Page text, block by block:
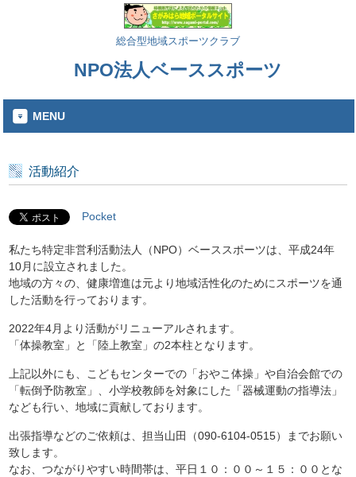
総合型地域スポーツクラブ
NPO法人ベーススポーツ
MENU
活動紹介
Pocket
私たち特定非営利活動法人（NPO）ベーススポーツは、平成24年
10月に設立されました。
地域の方々の、健康増進は元より地域活性化のためにスポーツを通
した活動を行っております。
2022年4月より活動がリニューアルされます。
「体操教室」と「陸上教室」の2本柱となります。
上記以外にも、こどもセンターでの「おやこ体操」や自治会館での
「転倒予防教室」、小学校教師を対象にした「器械運動の指導法」
なども行い、地域に貢献しております。
出張指導などのご依頼は、担当山田（090-6104-0515）までお願い
致します。
なお、つながりやすい時間帯は、平日１０：００～１５：００とな